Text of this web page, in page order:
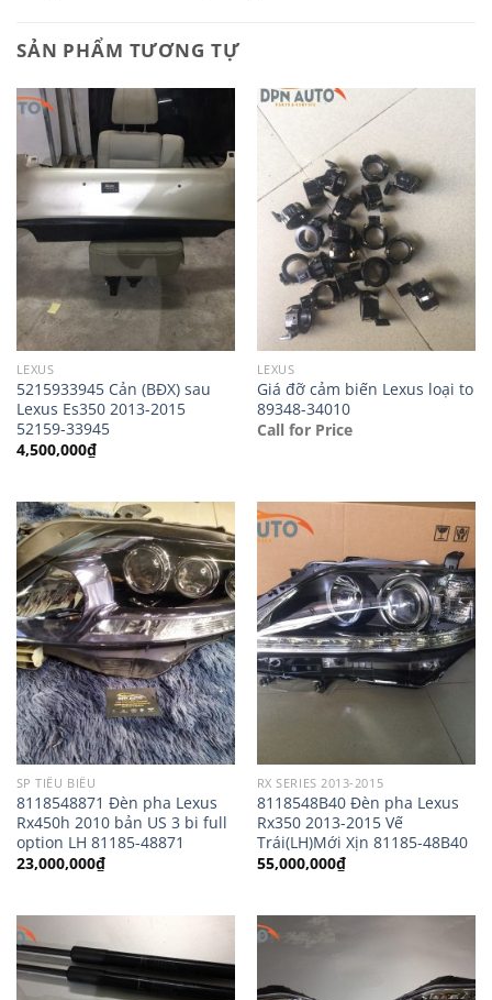
SẢN PHẨM TƯƠNG TỰ
LEXUS
5215933945 Cản (BĐX) sau
Lexus Es350 2013-2015
52159-33945
4,500,000₫
LEXUS
Giá đỡ cảm biến Lexus loại to
89348-34010
Call for Price
SP TIÊU BIỂU
8118548871 Đèn pha Lexus
Rx450h 2010 bản US 3 bi full
option LH 81185-48871
23,000,000₫
RX SERIES 2013-2015
8118548B40 Đèn pha Lexus
Rx350 2013-2015 Vế
Trái(LH)Mới Xịn 81185-48B40
55,000,000₫